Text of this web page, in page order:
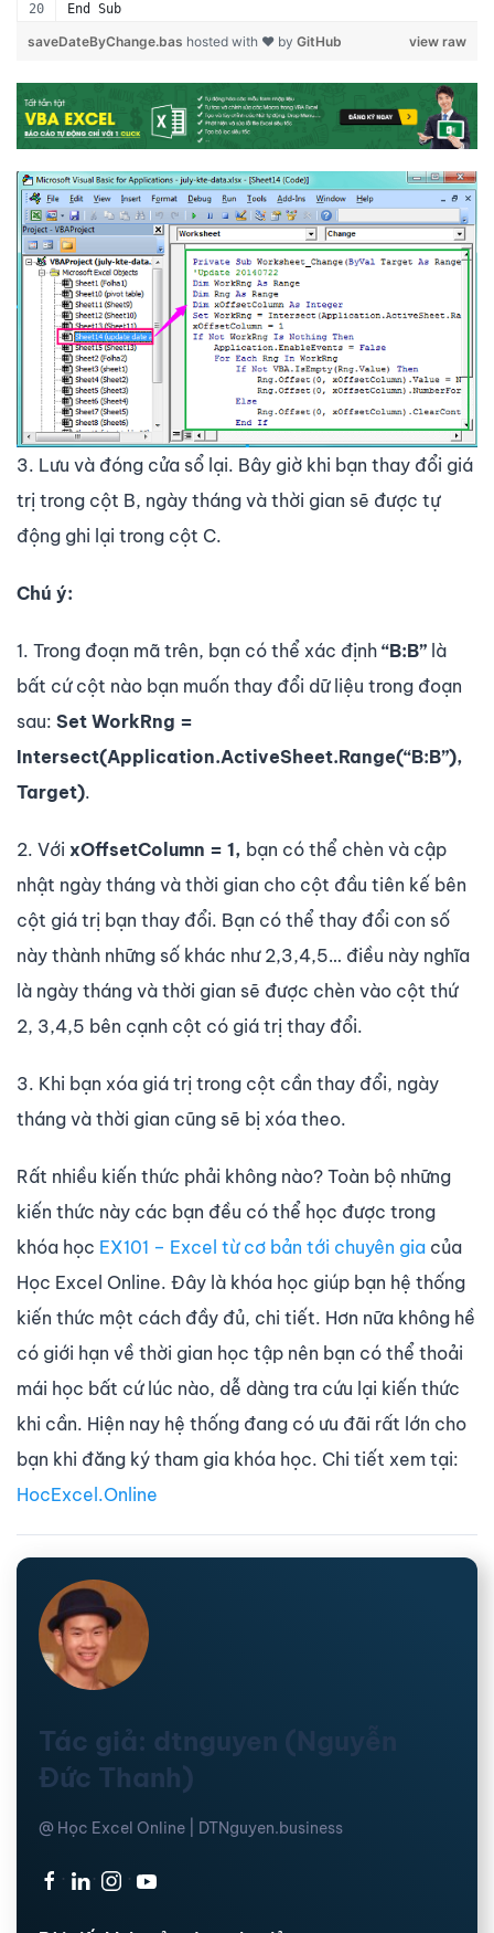
End Sub
view raw
saveDateByChange.bas hosted with ❤ by GitHub
3. Lưu và đóng cửa sổ lại. Bây giờ khi bạn thay đổi giá
trị trong cột B, ngày tháng và thời gian sẽ được tự
động ghi lại trong cột C.
Chú ý:
1. Trong đoạn mã trên, bạn có thể xác định “B:B” là
bất cứ cột nào bạn muốn thay đổi dữ liệu trong đoạn
sau: Set WorkRng =
Intersect(Application.ActiveSheet.Range(“B:B”),
Target).
2. Với xOffsetColumn = 1, bạn có thể chèn và cập
nhật ngày tháng và thời gian cho cột đầu tiên kế bên
cột giá trị bạn thay đổi. Bạn có thể thay đổi con số
này thành những số khác như 2,3,4,5… điều này nghĩa
là ngày tháng và thời gian sẽ được chèn vào cột thứ
2, 3,4,5 bên cạnh cột có giá trị thay đổi.
3. Khi bạn xóa giá trị trong cột cần thay đổi, ngày
tháng và thời gian cũng sẽ bị xóa theo.
Rất nhiều kiến thức phải không nào? Toàn bộ những
kiến thức này các bạn đều có thể học được trong
khóa học EX101 – Excel từ cơ bản tới chuyên gia của
Học Excel Online. Đây là khóa học giúp bạn hệ thống
kiến thức một cách đầy đủ, chi tiết. Hơn nữa không hề
có giới hạn về thời gian học tập nên bạn có thể thoải
mái học bất cứ lúc nào, dễ dàng tra cứu lại kiến thức
khi cần. Hiện nay hệ thống đang có ưu đãi rất lớn cho
bạn khi đăng ký tham gia khóa học. Chi tiết xem tại:
HocExcel.Online
Tác giả: dtnguyen (Nguyễn
Đức Thanh)
@ Học Excel Online | DTNguyen.business
· · ·